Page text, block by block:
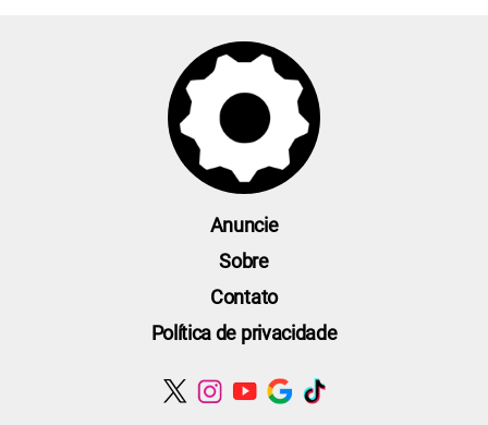
Anuncie
Sobre
Contato
Política de privacidade